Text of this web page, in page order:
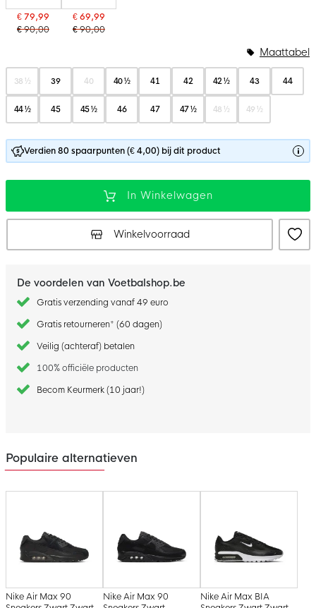
€ 79,99
€ 90,00
€ 69,99
€ 90,00
38 ½ 39 40 40 ½ 41 42 42 ½ 43 44
44 ½ 45 45 ½ 46 47 47 ½ 48 ½ 49 ½
Maattabel
Verdien 80 spaarpunten (€ 4,00) bij dit product
In Winkelwagen
Winkelvoorraad
De voordelen van Voetbalshop.be
Gratis verzending vanaf 49 euro
Gratis retourneren* (60 dagen)
Veilig (achteraf) betalen
100% officiële producten
Becom Keurmerk (10 jaar!)
Populaire alternatieven
Nike Air Max 90
Nike Air Max 90
Nike Air Max BIA